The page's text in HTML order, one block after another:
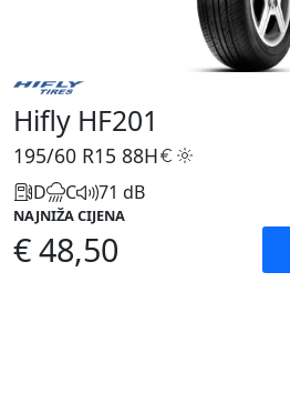
Hifly HF201
195/60 R15 88H
D C 71 dB
NAJNIŽA CIJENA
€ 48,50